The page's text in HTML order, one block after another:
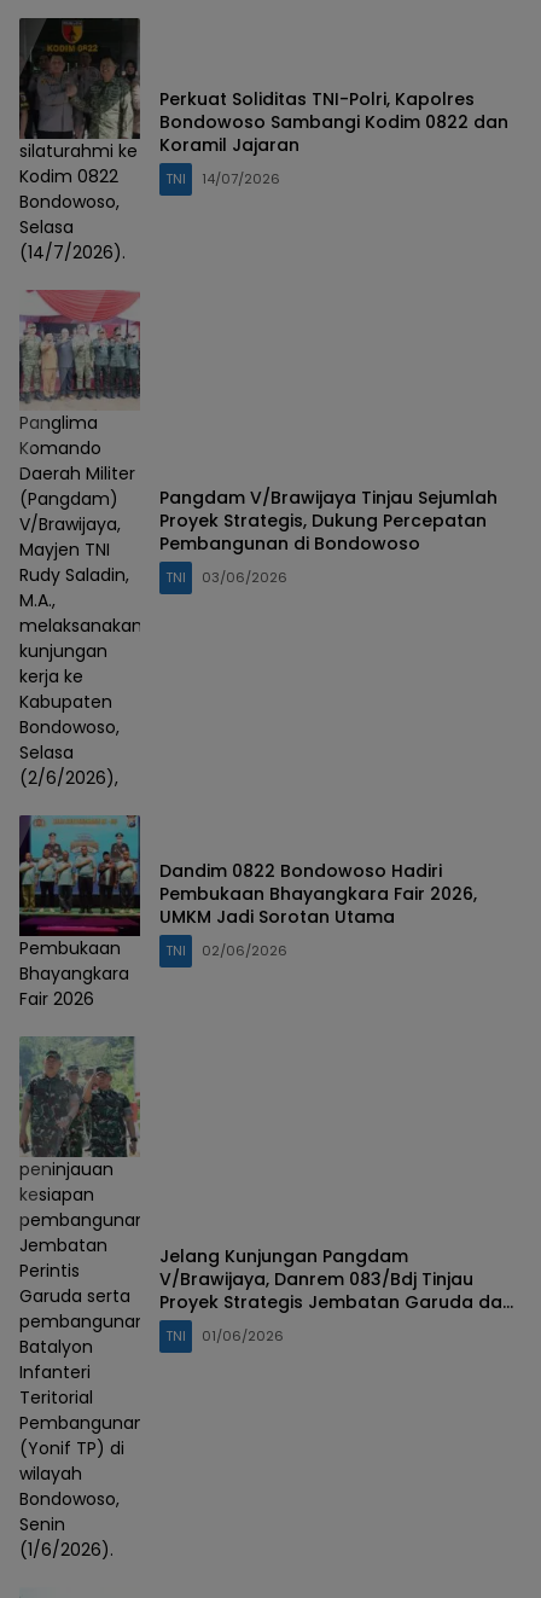
silaturahmi ke
Kodim 0822
Bondowoso,
Selasa
(14/7/2026).
Perkuat Soliditas TNI-Polri, Kapolres
Bondowoso Sambangi Kodim 0822 dan
Koramil Jajaran
TNI 14/07/2026
Panglima
Komando
Daerah Militer
(Pangdam)
V/Brawijaya,
Mayjen TNI
Rudy Saladin,
M.A.,
melaksanakan
kunjungan
kerja ke
Kabupaten
Bondowoso,
Selasa
(2/6/2026),
Pangdam V/Brawijaya Tinjau Sejumlah
Proyek Strategis, Dukung Percepatan
Pembangunan di Bondowoso
TNI 03/06/2026
Pembukaan
Bhayangkara
Fair 2026
Dandim 0822 Bondowoso Hadiri
Pembukaan Bhayangkara Fair 2026,
UMKM Jadi Sorotan Utama
TNI 02/06/2026
peninjauan
kesiapan
pembangunan
Jembatan
Perintis
Garuda serta
pembangunan
Batalyon
Infanteri
Teritorial
Pembangunan
(Yonif TP) di
wilayah
Bondowoso,
Senin
(1/6/2026).
Jelang Kunjungan Pangdam
V/Brawijaya, Danrem 083/Bdj Tinjau
Proyek Strategis Jembatan Garuda dan
Yonif TP di Bondowoso
TNI 01/06/2026